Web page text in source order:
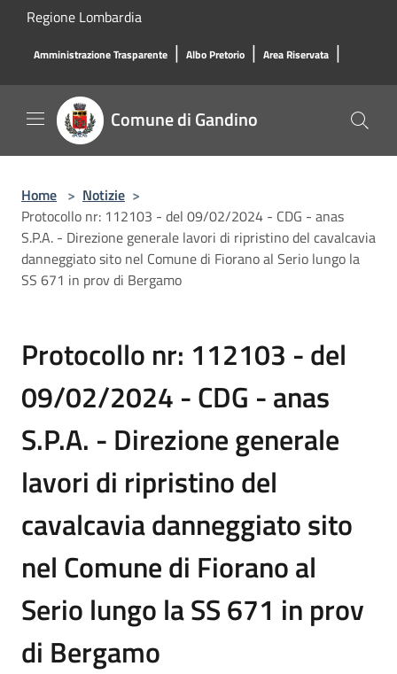
Salta al contenuto principale
Regione Lombardia
Amministrazione Trasparente | Albo Pretorio | Area Riservata |
Comune di Gandino
Home > Notizie >
Protocollo nr: 112103 - del 09/02/2024 - CDG - anas
S.P.A. - Direzione generale lavori di ripristino del cavalcavia
danneggiato sito nel Comune di Fiorano al Serio lungo la
SS 671 in prov di Bergamo
Protocollo nr: 112103 - del
09/02/2024 - CDG - anas
S.P.A. - Direzione generale
lavori di ripristino del
cavalcavia danneggiato sito
nel Comune di Fiorano al
Serio lungo la SS 671 in prov
di Bergamo